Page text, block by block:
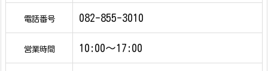
電話番号 082-855-3010
営業時間 10:00〜17:00